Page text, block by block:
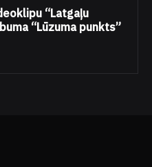
“Latgaļu
“Lūzuma punkts”